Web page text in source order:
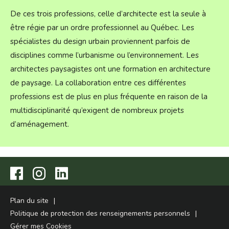
De ces trois professions, celle d’architecte est la seule à
être régie par un ordre professionnel au Québec. Les
spécialistes du design urbain proviennent parfois de
disciplines comme l’urbanisme ou l’environnement. Les
architectes paysagistes ont une formation en architecture
de paysage. La collaboration entre ces différentes
professions est de plus en plus fréquente en raison de la
multidisciplinarité qu’exigent de nombreux projets
d’aménagement.
Visitez
notre
page
Facebook.
Visitez
notre
page
Instagram.
Visitez
notre
page
Plan du site
Politique de protection des renseignements personnels
Gérer mes Cookies